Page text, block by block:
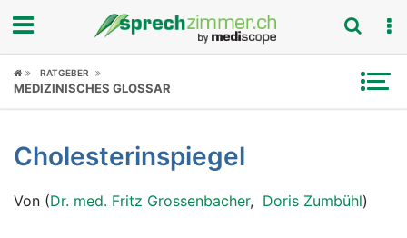
Fokus
Symptome
Untersuchungen
RATGEBER
MEDIZINISCHES GLOSSAR
Cholesterinspiegel
Von (Dr. med. Fritz Grossenbacher, Doris Zumbühl)